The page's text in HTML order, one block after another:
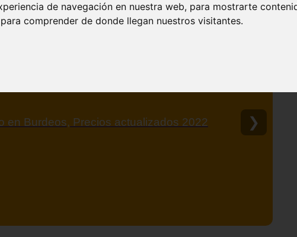
de navegación en nuestra web, para mostrarte
comprender de donde llegan nuestros visitantes.
en Goiania, Precios actualizados 2022 ❯